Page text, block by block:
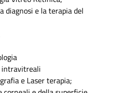
diagnosi e la terapia del
e Laser terapia;